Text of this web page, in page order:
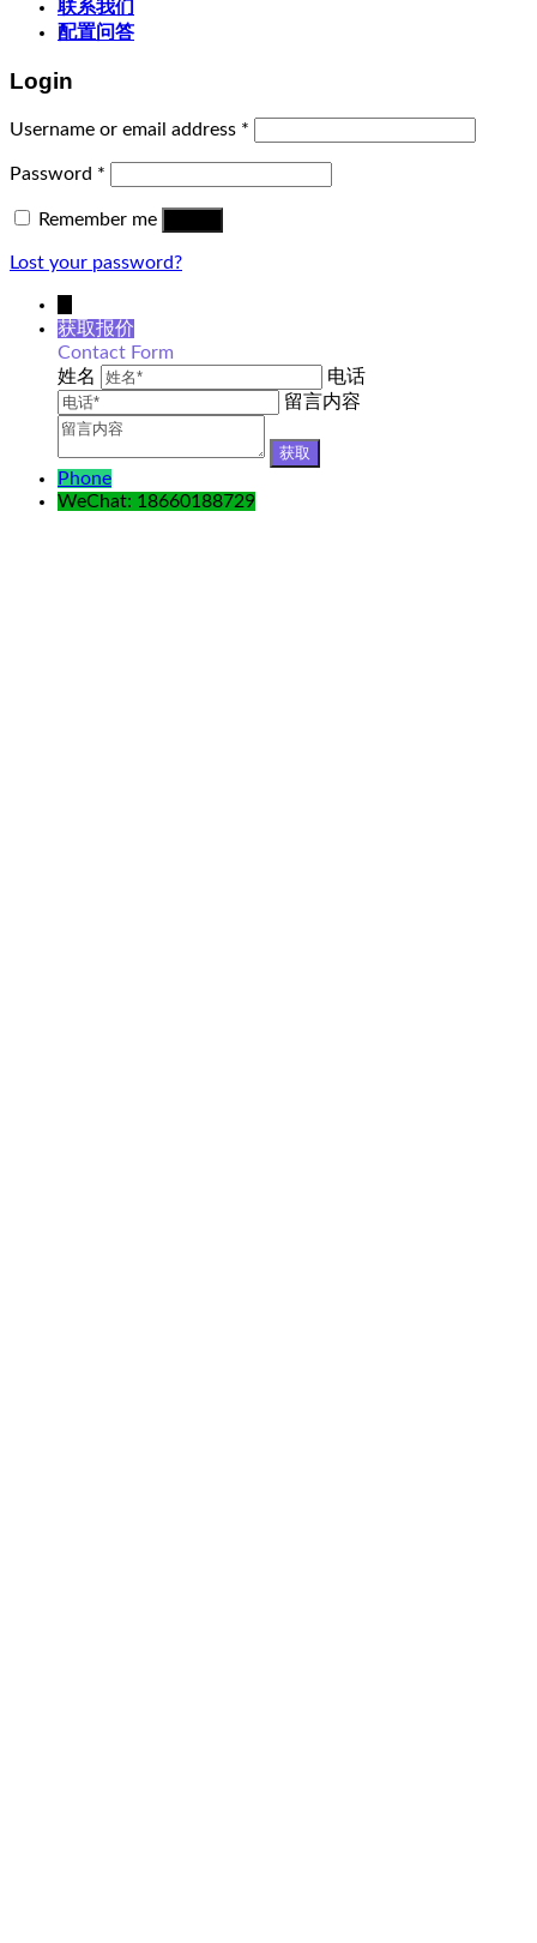
联系我们
配置问答
Login
Username or email address *
Password *
Remember me
Lost your password?
获取报价
Contact Form
姓名
电话
留言内容
Phone
WeChat: 18660188729